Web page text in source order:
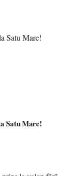
Satu Mare!